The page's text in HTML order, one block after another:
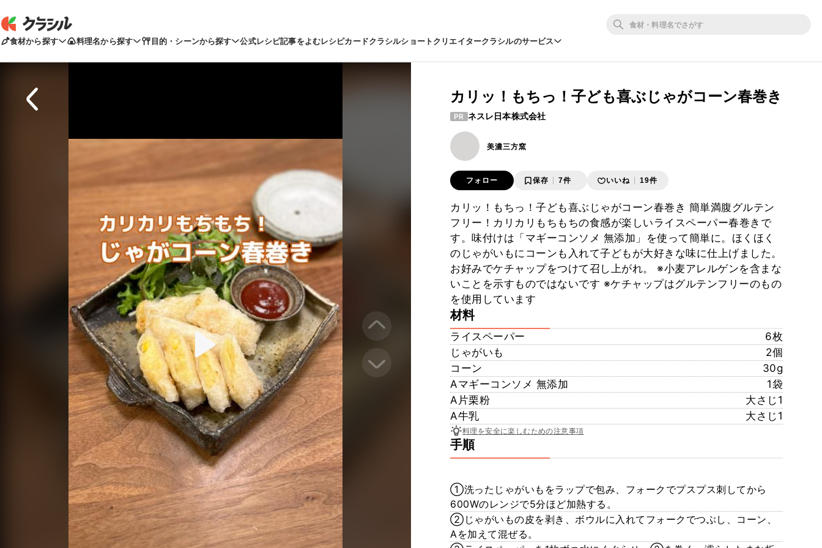
食材から探す 料理名から探す 目的・シーンから探す 公式レシピ記事をよむレシピカードクラシルショートクリエイタークラシルのサービス
カリッ！もちっ！子ども喜ぶじゃがコーン春巻き
PR ネスレ日本株式会社
美濃三方窯
フォロー 保存 7件 いいね 19件
カリッ！もちっ！子ども喜ぶじゃがコーン春巻き 簡単満腹グルテン
フリー！カリカリもちもちの食感が楽しいライスペーパー春巻きで
す。味付けは「マギーコンソメ 無添加」を使って簡単に。ほくほく
のじゃがいもにコーンも入れて子どもが大好きな味に仕上げました。
お好みでケチャップをつけて召し上がれ。 ※小麦アレルゲンを含まな
いことを示すものではないです ※ケチャップはグルテンフリーのもの
を使用しています
材料
ライスペーパー
6枚
じゃがいも
2個
コーン
30g
Aマギーコンソメ 無添加
1袋
A片栗粉
大さじ1
A牛乳
大さじ1
料理を安全に楽しむための注意事項
手順
①洗ったじゃがいもをラップで包み、フォークでプスプス刺してから
600Wのレンジで5分ほど加熱する。
②じゃがいもの皮を剥き、ボウルに入れてフォークでつぶし、コーン、
Aを加えて混ぜる。